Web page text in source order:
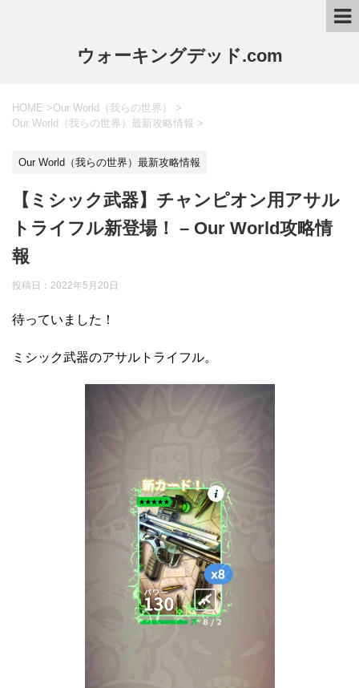
ウォーキングデッド.com
HOME >Our World（我らの世界）
>
Our World（我らの世界）最新攻略情報 >
Our World（我らの世界）最新攻略情報
【ミシック武器】チャンピオン用アサル
トライフル新登場！ – Our World攻略情
報
投稿日： 2022年5月20日
待っていました！
ミシック武器のアサルトライフル。